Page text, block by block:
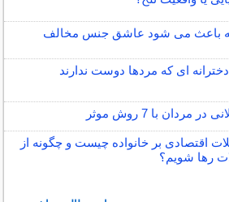
که باعث می شود عاشق جنس مخالف
ای که مردها دوست ندارند
مردان با 7 روش موثر
اقتصادی بر خانواده چیست و چگونه از
رها شویم؟